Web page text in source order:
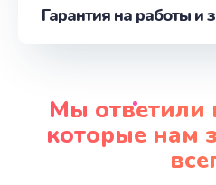
Замена шим-
от 3900
Замена
от 1095
Гарантия на работы и
Мы ответили
которые нам